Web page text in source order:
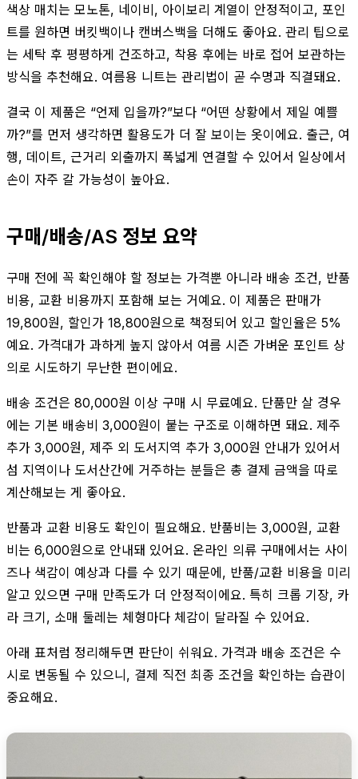
색상 매치는 모노톤, 네이비, 아이보리 계열이 안정적이고, 포인
트를 원하면 버킷백이나 캔버스백을 더해도 좋아요. 관리 팁으로
는 세탁 후 평평하게 건조하고, 착용 후에는 바로 접어 보관하는
방식을 추천해요. 여름용 니트는 관리법이 곧 수명과 직결돼요.
결국 이 제품은 “언제 입을까?”보다 “어떤 상황에서 제일 예쁠
까?”를 먼저 생각하면 활용도가 더 잘 보이는 옷이에요. 출근, 여
행, 데이트, 근거리 외출까지 폭넓게 연결할 수 있어서 일상에서
손이 자주 갈 가능성이 높아요.
구매/배송/AS 정보 요약
구매 전에 꼭 확인해야 할 정보는 가격뿐 아니라 배송 조건, 반품
비용, 교환 비용까지 포함해 보는 거예요. 이 제품은 판매가
19,800원, 할인가 18,800원으로 책정되어 있고 할인율은 5%
예요. 가격대가 과하게 높지 않아서 여름 시즌 가벼운 포인트 상
의로 시도하기 무난한 편이에요.
배송 조건은 80,000원 이상 구매 시 무료예요. 단품만 살 경우
에는 기본 배송비 3,000원이 붙는 구조로 이해하면 돼요. 제주
추가 3,000원, 제주 외 도서지역 추가 3,000원 안내가 있어서
섬 지역이나 도서산간에 거주하는 분들은 총 결제 금액을 따로
계산해보는 게 좋아요.
반품과 교환 비용도 확인이 필요해요. 반품비는 3,000원, 교환
비는 6,000원으로 안내돼 있어요. 온라인 의류 구매에서는 사이
즈나 색감이 예상과 다를 수 있기 때문에, 반품/교환 비용을 미리
알고 있으면 구매 만족도가 더 안정적이에요. 특히 크롭 기장, 카
라 크기, 소매 둘레는 체형마다 체감이 달라질 수 있어요.
아래 표처럼 정리해두면 판단이 쉬워요. 가격과 배송 조건은 수
시로 변동될 수 있으니, 결제 직전 최종 조건을 확인하는 습관이
중요해요.